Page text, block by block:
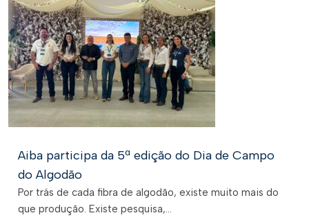
Aiba participa da 5ª edição do Dia de Campo
do Algodão
Por trás de cada fibra de algodão, existe muito mais do
que produção. Existe pesquisa,...